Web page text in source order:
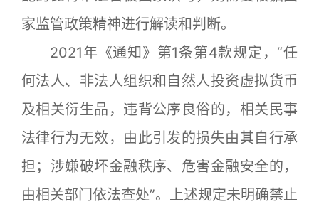
家监管政策精神进行解读和判断。
2021年《通知》第1条第4款规定，“任
何法人、非法人组织和自然人投资虚拟货币
及相关衍生品，违背公序良俗的，相关民事
法律行为无效，由此引发的损失由其自行承
担；涉嫌破坏金融秩序、危害金融安全的，
由相关部门依法查处”。上述规定未明确禁止